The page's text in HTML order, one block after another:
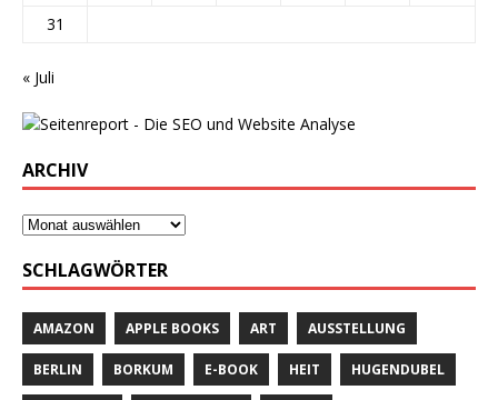
31
« Juli
ARCHIV
SCHLAGWÖRTER
AMAZON APPLE BOOKS ART AUSSTELLUNG
BERLIN BORKUM E-BOOK HEIT HUGENDUBEL